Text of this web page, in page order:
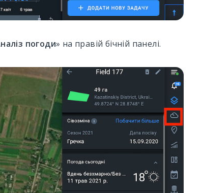
погоди» на правій бічній панелі.